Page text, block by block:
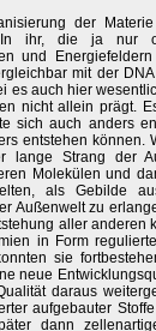
der
In ihr, die ja nur
und
mit der
es auch hier
nicht allein prägt.
sich auch anders
entstehen können.
lange Strang der
Molekülen und
als Gebilde
Außenwelt zu
aller anderen
in Form
sie
neue
daraus
aufgebauter
dann